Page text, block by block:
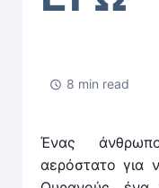
8 min read
Ένας
αερόστατο για